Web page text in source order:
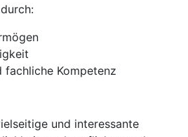
fachliche Kompetenz
und interessante